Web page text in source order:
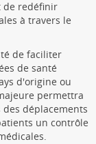
de redéfinir
à travers le
de faciliter
de santé
d'origine ou
permettra
déplacements
un contrôle